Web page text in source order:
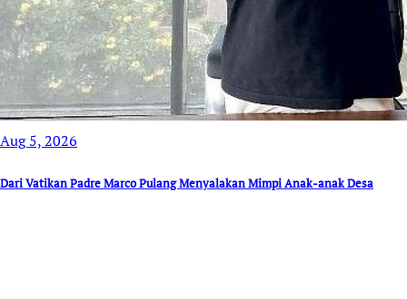
Aug 5, 2026
Dari Vatikan Padre Marco Pulang Menyalakan Mimpi Anak-anak Desa